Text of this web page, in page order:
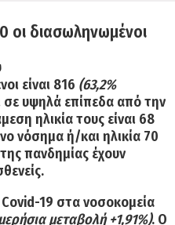
διασωληνωμένοι
είναι 816 (63,2%
σε υψηλά επίπεδα από την
ηλικία τους είναι 68
νόσημα ή/και ηλικία 70
πανδημίας έχουν
19 στα νοσοκομεία
μεταβολή +1,91%). Ο